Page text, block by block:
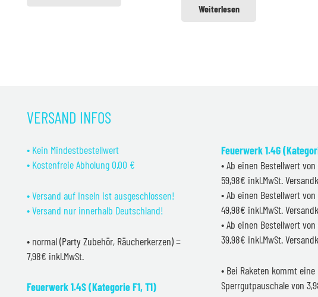
Weiterlesen
VERSAND INFOS
• Kein Mindestbestellwert
• Kostenfreie Abholung 0,00 €
• Versand auf Inseln ist ausgeschlossen!
• Versand nur innerhalb Deutschland!
• normal (Party Zubehör, Räucherkerzen) =
7,98€ inkl.MwSt.
Feuerwerk 1.4S (Kategorie F1, T1)
Feuerwerk 1.4G
• Ab einen Bestellwert
59,98€ inkl.MwSt.
• Ab einen Bestellwert
49,98€ inkl.MwSt.
• Ab einen Bestellwert
39,98€ inkl.MwSt.
• Bei Raketen kommt eine
Sperrgutpauschale von